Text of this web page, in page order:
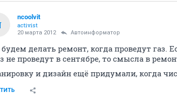
ncoolvit
activist
20 марта 2012 Автоинформатор
делать ремонт, когда проведут газ.
не проведут в сентябре, то смысла в
и дизайн ещё придумали, когда